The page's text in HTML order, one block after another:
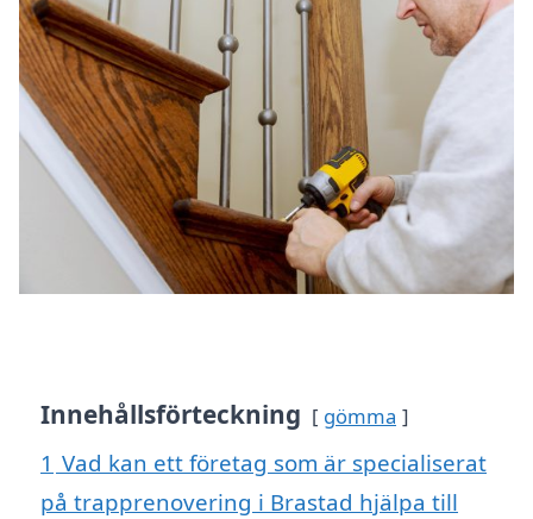
Innehållsförteckning gömma
1 Vad kan ett företag som är specialiserat
på trapprenovering i Brastad hjälpa till